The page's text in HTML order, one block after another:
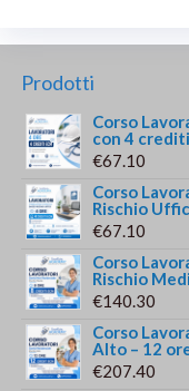
Prodotti
Corso
con 4
€67.10
Corso
Rischio
€67.10
Corso
Rischio
€140.30
Corso
Alto – 12
€207.40